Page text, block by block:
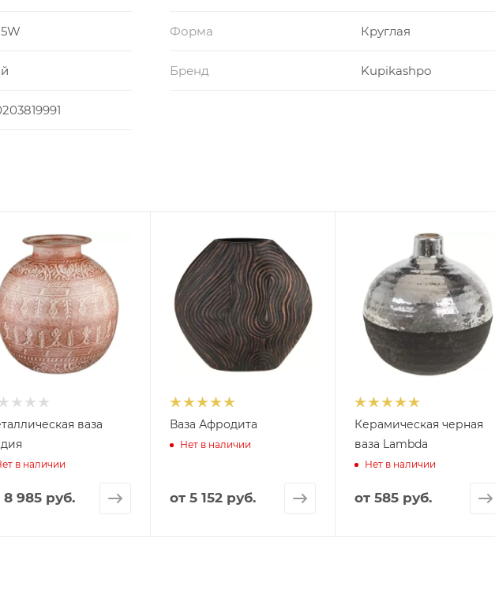
Форма Круглая
Бренд Kupikashpo
ваза
в наличии
8 985 руб.
Ваза Афродита
Нет в наличии
от 5 152 руб.
Керамическая черная
ваза Lambda
Нет в наличии
от585 руб.